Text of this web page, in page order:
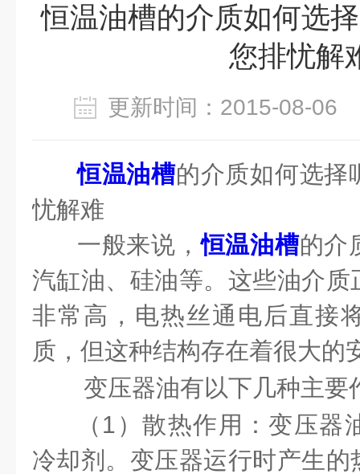
恒温油槽的介质如何选
您排忧解
更新时间：2015-08-
恒温油槽的介质如何选择
忧解难
一般来说，恒温油槽的介
汽缸油、硅油等。这些油介
非常高，电热丝通电后直接
质，但这种结构存在着很大的
变压器油有以下几种主要
（1）散热作用：变压器
冷却剂。变压器运行时产生